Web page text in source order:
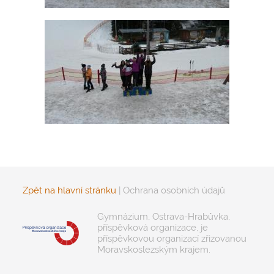
Zpět na hlavní stránku | Ochrana osobních údajů
Gymnázium, Ostrava-Hrabůvka,
příspěvková organizace, je
příspěvkovou organizací zřizovanou
Moravskoslezským krajem.